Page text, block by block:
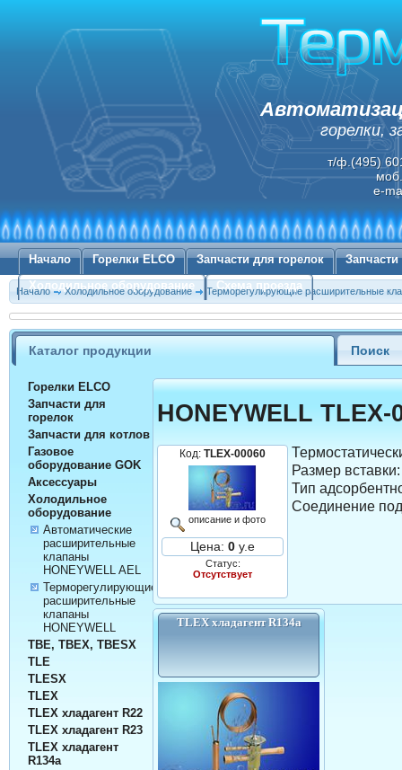
горелки,
т/ф.(495)
e-
Начало Горелки ELCO Запчасти для горелок
Холодильное оборудование
Схема проезда
Начало Холодильное оборудование Терморегулирующие расширительные
Каталог продукции Поиск
Горелки ELCO
Запчасти для
горелок
Запчасти для котлов
Газовое
оборудование GOK
Аксессуары
Холодильное
оборудование
Автоматические
расширительные
клапаны
HONEYWELL AEL
Терморегулирующие
расширительные
клапаны
HONEYWELL
TBE, TBEX, TBESX
TLE
TLESX
TLEX
TLEX хладагент R22
TLEX хладагент R23
TLEX хладагент
R134а
HONEYWELL TLEX-
Код:TLEX-00060
описание и фото
Цена: 0 у.е
Статус:
Отсутствует
Размер вставки:
Тип
Соединение
TLEX хладагент R134а